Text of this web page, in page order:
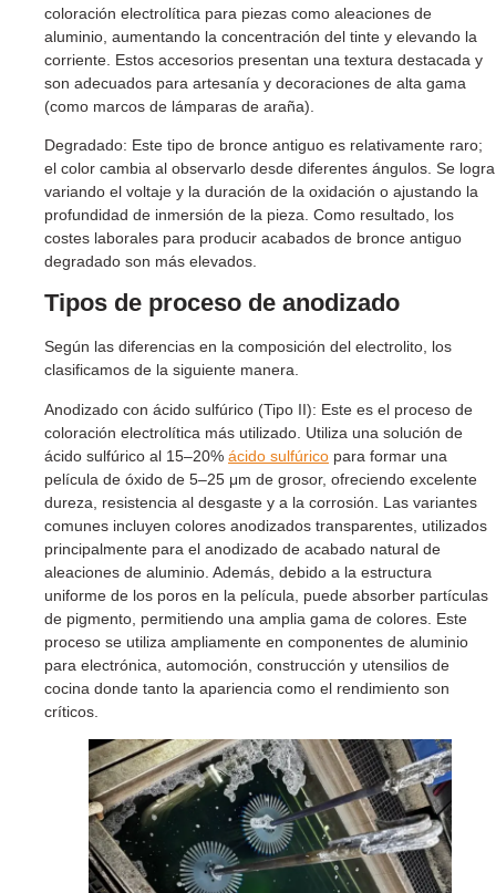
coloración electrolítica para piezas como aleaciones de
aluminio, aumentando la concentración del tinte y elevando la
corriente. Estos accesorios presentan una textura destacada y
son adecuados para artesanía y decoraciones de alta gama
(como marcos de lámparas de araña).
Degradado: Este tipo de bronce antiguo es relativamente raro;
el color cambia al observarlo desde diferentes ángulos. Se logra
variando el voltaje y la duración de la oxidación o ajustando la
profundidad de inmersión de la pieza. Como resultado, los
costes laborales para producir acabados de bronce antiguo
degradado son más elevados.
Tipos de proceso de anodizado
Según las diferencias en la composición del electrolito, los
clasificamos de la siguiente manera.
Anodizado con ácido sulfúrico (Tipo II): Este es el proceso de
coloración electrolítica más utilizado. Utiliza una solución de
ácido sulfúrico al 15–20% ácido sulfúrico para formar una
película de óxido de 5–25 μm de grosor, ofreciendo excelente
dureza, resistencia al desgaste y a la corrosión. Las variantes
comunes incluyen colores anodizados transparentes, utilizados
principalmente para el anodizado de acabado natural de
aleaciones de aluminio. Además, debido a la estructura
uniforme de los poros en la película, puede absorber partículas
de pigmento, permitiendo una amplia gama de colores. Este
proceso se utiliza ampliamente en componentes de aluminio
para electrónica, automoción, construcción y utensilios de
cocina donde tanto la apariencia como el rendimiento son
críticos.